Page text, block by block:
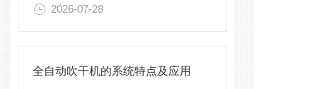
2026-07-28
全自动吹干机的系统特点及应用